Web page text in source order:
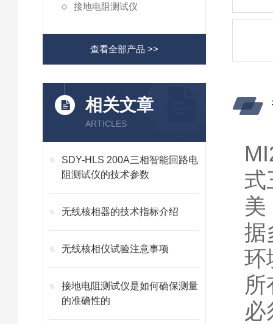
接地电阻测试仪
查看全部产品 >>
相关文章
ARTICLES
SDY-HLS 200A三相智能回路电
阻测试仪的技术参数
无线核相器的技术指标介绍
无线核相仪试验注意事项
接地电阻测试仪是如何确保测量
的准确性的
式
美
据
环